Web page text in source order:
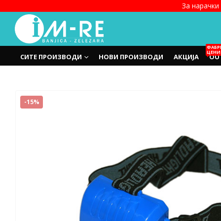
За
СИТЕ ПРОИЗВОДИ НОВИ ПРОИЗВОДИ АКЦИЈА
ЦЕНИ
-15%